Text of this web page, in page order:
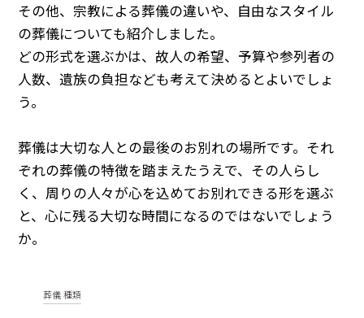
その他、宗教による葬儀の違いや、自由なスタイル
の葬儀についても紹介しました。
どの形式を選ぶかは、故人の希望、予算や参列者の
人数、遺族の負担なども考えて決めるとよいでしょ
う。
葬儀は大切な人との最後のお別れの場所です。それ
ぞれの葬儀の特徴を踏まえたうえで、その人らし
く、周りの人々が心を込めてお別れできる形を選ぶ
と、心に残る大切な時間になるのではないでしょう
か。
葬儀 種類